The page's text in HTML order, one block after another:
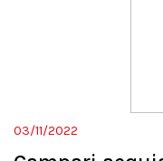
03/11/2022